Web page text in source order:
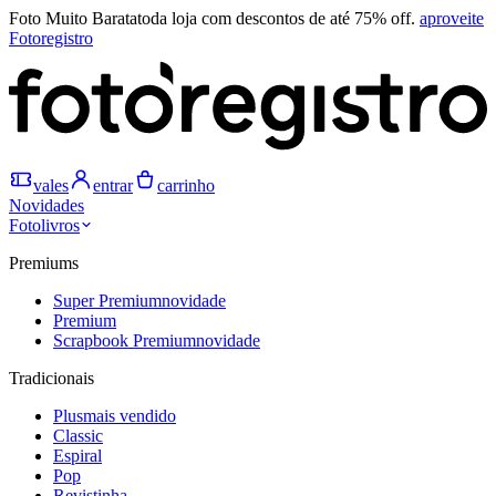
Foto Muito Baratatoda loja com descontos de até 75% off. aproveite
Fotoregistro
vales entrar
carrinho
Novidades
Fotolivros
Premiums
Super Premiumnovidade
Premium
Scrapbook Premiumnovidade
Tradicionais
Plusmais vendido
Classic
Espiral
Pop